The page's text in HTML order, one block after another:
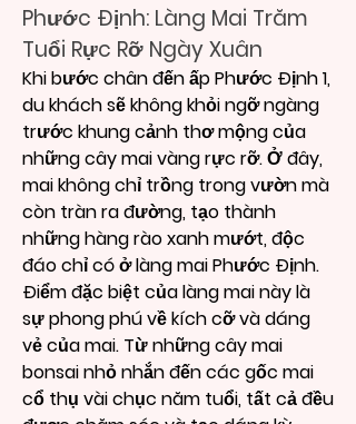
Phước Định: Làng Mai Trăm
Tuổi Rực Rỡ Ngày Xuân
Khi bước chân đến ấp Phước Định 1,
du khách sẽ không khỏi ngỡ ngàng
trước khung cảnh thơ mộng của
những cây mai vàng rực rỡ. Ở đây,
mai không chỉ trồng trong vườn mà
còn tràn ra đường, tạo thành
những hàng rào xanh mướt, độc
đáo chỉ có ở làng mai Phước Định.
Điểm đặc biệt của làng mai này là
sự phong phú về kích cỡ và dáng
vẻ của mai. Từ những cây mai
bonsai nhỏ nhắn đến các gốc mai
cổ thụ vài chục năm tuổi, tất cả đều